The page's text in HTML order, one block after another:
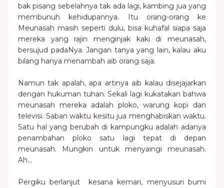
bak pisang sebelahnya tak ada lagi, kambing jua yang
membunuh kehidupannya. Itu orang-orang ke
Meunasah masih seperti dulu, bisa kuhafal siapa saja
mereka yang rajin menginjak kaki di meunasah,
bersujud padaNya. Jangan tanya yang lain, kalau aku
bilang hanya menambah aib orang saja.
Namun tak apalah, apa artinya aib kalau disejajarkan
dengan hukuman tuhan. Sekali lagi kukatakan bahwa
meunasah mereka adalah ploko, warung kopi dan
televisi. Saban waktu kesitu jua menghabiskan waktu.
Satu hal yang berubah di kampungku adalah adanya
penambahan ploko satu lagi tepat di depan
meunasah. Mungkin untuk menyaingi meunasah.
Ah…
Pergiku berlanjut kesana kemari, menyusuri bumi